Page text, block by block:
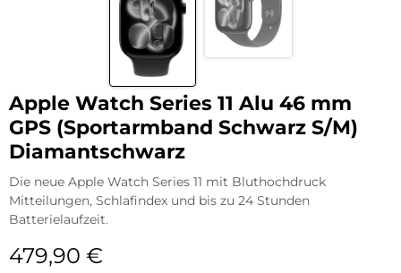
Apple Watch Series 11 Alu 46 mm
GPS (Sportarmband Schwarz S/M)
Diamantschwarz
Die neue Apple Watch Series 11 mit Bluthochdruck
Mitteilungen, Schlafindex und bis zu 24 Stunden
Batterielaufzeit.
479,90 €